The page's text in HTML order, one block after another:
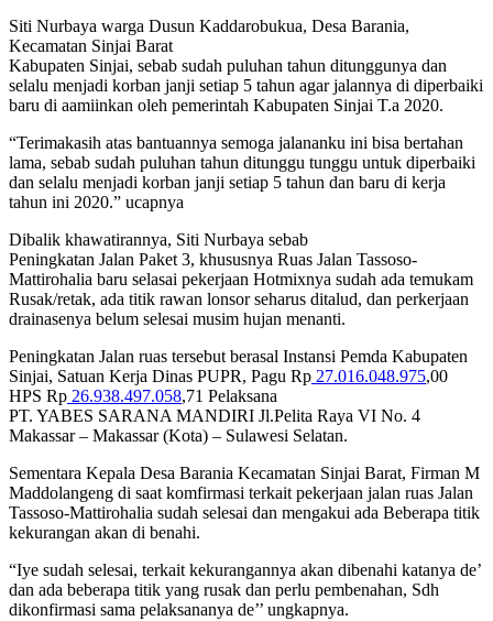
Siti Nurbaya warga Dusun Kaddarobukua, Desa Barania,
Kecamatan Sinjai Barat
Kabupaten Sinjai, sebab sudah puluhan tahun ditunggunya dan
selalu menjadi korban janji setiap 5 tahun agar jalannya di diperbaiki
baru di aamiinkan oleh pemerintah Kabupaten Sinjai T.a 2020.
“Terimakasih atas bantuannya semoga jalananku ini bisa bertahan
lama, sebab sudah puluhan tahun ditunggu tunggu untuk diperbaiki
dan selalu menjadi korban janji setiap 5 tahun dan baru di kerja
tahun ini 2020.” ucapnya
Dibalik khawatirannya, Siti Nurbaya sebab
Peningkatan Jalan Paket 3, khususnya Ruas Jalan Tassoso-
Mattirohalia baru selasai pekerjaan Hotmixnya sudah ada temukam
Rusak/retak, ada titik rawan lonsor seharus ditalud, dan perkerjaan
drainasenya belum selesai musim hujan menanti.
Peningkatan Jalan ruas tersebut berasal Instansi Pemda Kabupaten
Sinjai, Satuan Kerja Dinas PUPR, Pagu Rp 27.016.048.975,00
HPS Rp 26.938.497.058,71 Pelaksana
PT. YABES SARANA MANDIRI Jl.Pelita Raya VI No. 4
Makassar – Makassar (Kota) – Sulawesi Selatan.
Sementara Kepala Desa Barania Kecamatan Sinjai Barat, Firman M
Maddolangeng di saat komfirmasi terkait pekerjaan jalan ruas Jalan
Tassoso-Mattirohalia sudah selesai dan mengakui ada Beberapa titik
kekurangan akan di benahi.
“Iye sudah selesai, terkait kekurangannya akan dibenahi katanya de’
dan ada beberapa titik yang rusak dan perlu pembenahan, Sdh
dikonfirmasi sama pelaksananya de’’ ungkapnya.